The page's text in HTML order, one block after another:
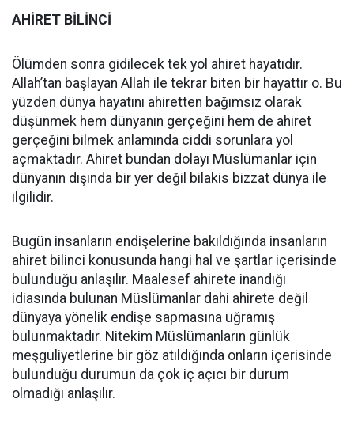
AHİRET BİLİNCİ
Ölümden sonra gidilecek tek yol ahiret hayatıdır.
Allah’tan başlayan Allah ile tekrar biten bir hayattır o. Bu
yüzden dünya hayatını ahiretten bağımsız olarak
düşünmek hem dünyanın gerçeğini hem de ahiret
gerçeğini bilmek anlamında ciddi sorunlara yol
açmaktadır. Ahiret bundan dolayı Müslümanlar için
dünyanın dışında bir yer değil bilakis bizzat dünya ile
ilgilidir.
Bugün insanların endişelerine bakıldığında insanların
ahiret bilinci konusunda hangi hal ve şartlar içerisinde
bulunduğu anlaşılır. Maalesef ahirete inandığı
idiasında bulunan Müslümanlar dahi ahirete değil
dünyaya yönelik endişe sapmasına uğramış
bulunmaktadır. Nitekim Müslümanların günlük
meşguliyetlerine bir göz atıldığında onların içerisinde
bulunduğu durumun da çok iç açıcı bir durum
olmadığı anlaşılır.